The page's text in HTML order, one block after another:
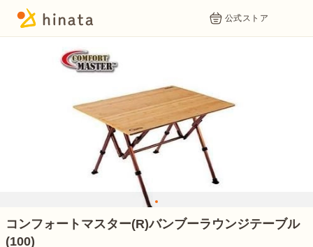
公式ストア
コンフォートマスター(R)バンブーラウンジテーブル
(100)